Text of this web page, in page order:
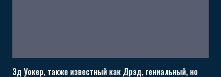
Эд Уокер, также известный как Дрэд, гениальный, но